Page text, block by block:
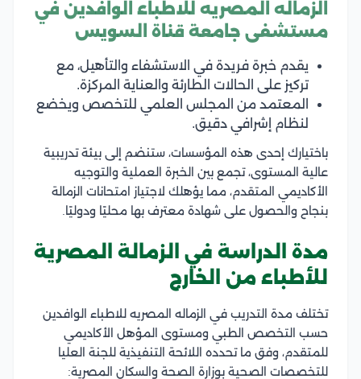
الزماله المصريه للاطباء الوافدين في
مستشفى جامعة قناة السويس
يقدم خبرة فريدة في الاستشفاء والتأهيل، مع
تركيز على الحالات الطارئة والعناية المركزة.
المعتمد من المجلس العلمي للتخصص ويخضع
لنظام إشرافي دقيق.
باختيارك إحدى هذه المؤسسات، ستنضم إلى بيئة تدريبية
عالية المستوى، تجمع بين الخبرة العملية والتوجيه
الأكاديمي المتقدم، مما يؤهلك لاجتياز امتحانات الزمالة
بنجاح والحصول على شهادة معترف بها محليًا ودوليًا.
مدة الدراسة في الزمالة المصرية
للأطباء من الخارج
تختلف مدة التدريب في الزماله المصريه للاطباء الوافدين
حسب التخصص الطبي ومستوى المؤهل الأكاديمي
للمتقدم، وفق ما تحدده اللائحة التنفيذية للجنة العليا
للتخصصات الصحية بوزارة الصحة والسكان المصرية: